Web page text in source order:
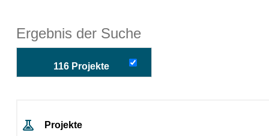
Ergebnis der Suche
116 Projekte
Projekte